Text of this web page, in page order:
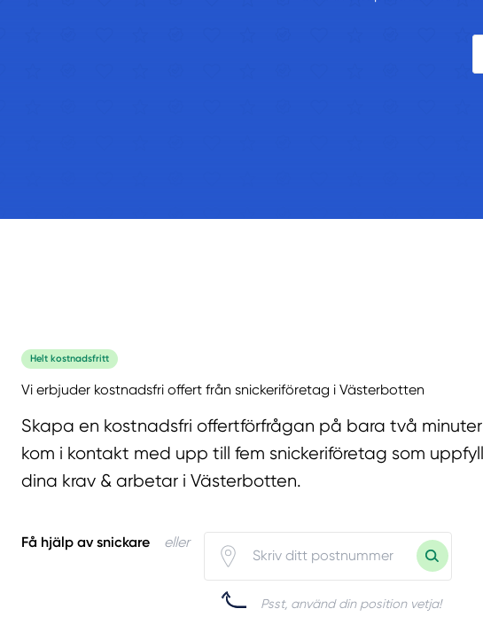
Helt kostnadsfritt
Vi erbjuder kostnadsfri offert från snickeriföretag i Västerbotten
Skapa en kostnadsfri offertförfrågan på bara två
kom i kontakt med upp till fem snickeriföretag som
dina krav & arbetar i Västerbotten.
Få hjälp av snickare eller
Psst, använd din position vetja!